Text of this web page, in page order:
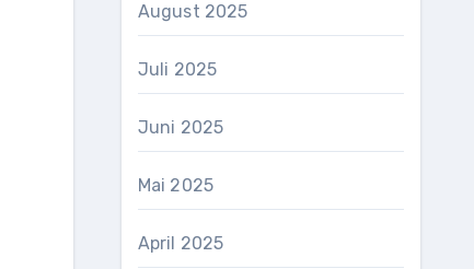
August 2025
Juli 2025
Juni 2025
Mai 2025
April 2025